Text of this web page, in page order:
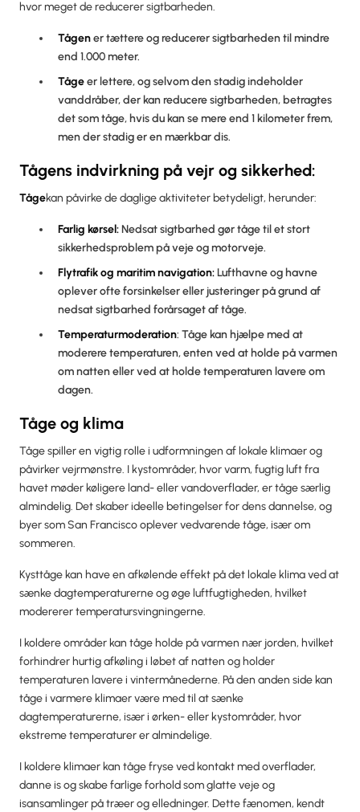
hvor meget de reducerer sigtbarheden.
Tågener tættere og reducerer sigtbarheden til mindre
end 1.000 meter.
Tågeer lettere, og selvom den stadig indeholder
vanddråber, der kan reducere sigtbarheden, betragtes
det som tåge, hvis du kan se mere end 1 kilometer frem,
men der stadig er en mærkbar dis.
Tågens indvirkning på vejr og sikkerhed:
‍Tågekan påvirke de daglige aktiviteter betydeligt, herunder:
Farlig kørsel:Nedsat sigtbarhed gør tåge til et stort
sikkerhedsproblem på veje og motorveje.
Flytrafik og maritim navigation:Lufthavne og havne
oplever ofte forsinkelser eller justeringer på grund af
nedsat sigtbarhed forårsaget af tåge.
‍Temperaturmoderation: Tåge kan hjælpe med at
moderere temperaturen, enten ved at holde på varmen
om natten eller ved at holde temperaturen lavere om
dagen.
Tåge og klima
Tåge spiller en vigtig rolle i udformningen af lokale klimaer og
påvirker vejrmønstre. I kystområder, hvor varm, fugtig luft fra
havet møder køligere land- eller vandoverflader, er tåge særlig
almindelig. Det skaber ideelle betingelser for dens dannelse, og
byer som San Francisco oplever vedvarende tåge, især om
sommeren.
Kysttåge kan have en afkølende effekt på det lokale klima ved at
sænke dagtemperaturerne og øge luftfugtigheden, hvilket
modererer temperatursvingningerne.
I koldere områder kan tåge holde på varmen nær jorden, hvilket
forhindrer hurtig afkøling i løbet af natten og holder
temperaturen lavere i vintermånederne. På den anden side kan
tåge i varmere klimaer være med til at sænke
dagtemperaturerne, især i ørken- eller kystområder, hvor
ekstreme temperaturer er almindelige.
I koldere klimaer kan tåge fryse ved kontakt med overflader,
danne is og skabe farlige forhold som glatte veje og
isansamlinger på træer og elledninger. Dette fænomen, kendt